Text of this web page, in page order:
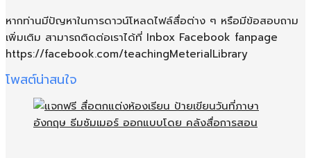
หากท่านมีปัญหาในการดาวน์โหลดไฟล์สื่อต่าง ๆ หรือมีข้อสอบถาม
เพิ่มเติม สามารถติดต่อเราได้ที่ Inbox Facebook fanpage
https://facebook.com/teachingMeterialLibrary
โพสต์น่าสนใจ